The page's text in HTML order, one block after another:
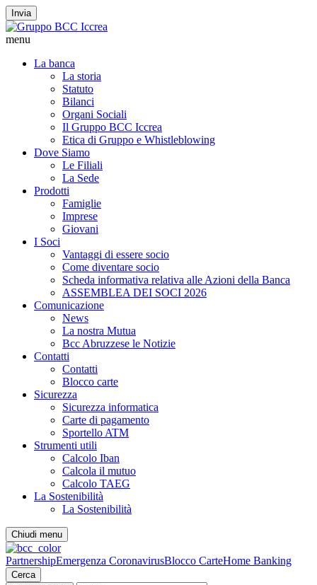
Invia
menu
La banca
La storia
Statuto
Bilanci
Organi Sociali
Il Gruppo BCC Iccrea
Etica di Gruppo e Whistleblowing
Dove Siamo
Le Filiali
La Sede
Prodotti
Famiglie
Imprese
Giovani
I Soci
Vantaggi di essere socio
Come diventare socio
Scheda informativa relativa alle Azioni della Banca
ASSEMBLEA DEI SOCI 2026
Comunicazione
News
La nostra Mutua
Bcc Abruzzese le Notizie
Contatti
Contatti
Blocco carte
Sicurezza
Sicurezza informatica
Carte di pagamento
Sportello ATM
Strumenti utili
Calcolo Iban
Calcola il mutuo
Calcolo TAEG
La Sostenibilità
La Sostenibilità
Chiudi menu
PartnershipEmergenza CoronavirusBlocco CarteHome Banking
Cerca